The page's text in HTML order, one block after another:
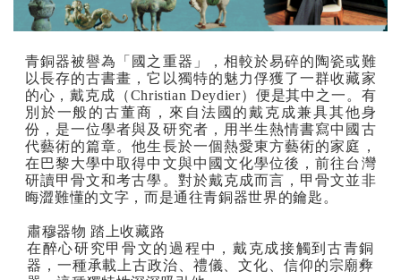
青銅器被譽為「國之重器」，相較於易碎的陶瓷或難
以長存的古書畫，它以獨特的魅力俘獲了一群收藏家
的心，戴克成（Christian Deydier）便是其中之一。有
別於一般的古董商，來自法國的戴克成兼具其他身
份，是一位學者與及研究者，用半生熱情書寫中國古
代藝術的篇章。他生長於一個熱愛東方藝術的家庭，
在巴黎大學中取得中文與中國文化學位後，前往台灣
研讀甲骨文和考古學。對於戴克成而言，甲骨文並非
晦澀難懂的文字，而是通往青銅器世界的鑰匙。
肅穆器物 踏上收藏路
在醉心研究甲骨文的過程中，戴克成接觸到古青銅
器，一種承載上古政治、禮儀、文化、信仰的宗廟彜